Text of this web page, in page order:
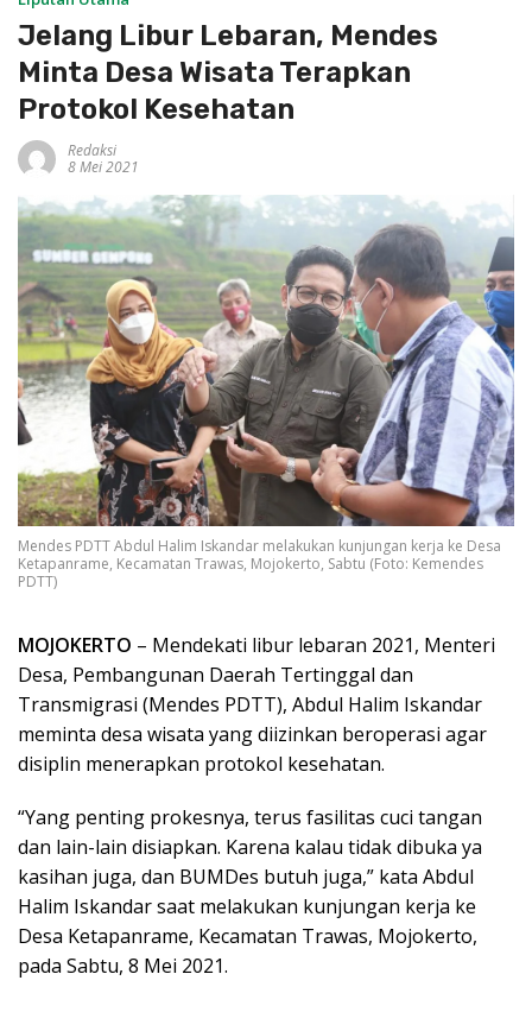
Jelang Libur Lebaran, Mendes
Minta Desa Wisata Terapkan
Protokol Kesehatan
Redaksi
8 Mei 2021
Mendes PDTT Abdul Halim Iskandar melakukan kunjungan kerja ke Desa
Ketapanrame, Kecamatan Trawas, Mojokerto, Sabtu (Foto: Kemendes
PDTT)
MOJOKERTO – Mendekati libur lebaran 2021, Menteri
Desa, Pembangunan Daerah Tertinggal dan
Transmigrasi (Mendes PDTT), Abdul Halim Iskandar
meminta desa wisata yang diizinkan beroperasi agar
disiplin menerapkan protokol kesehatan.
“Yang penting prokesnya, terus fasilitas cuci tangan
dan lain-lain disiapkan. Karena kalau tidak dibuka ya
kasihan juga, dan BUMDes butuh juga,” kata Abdul
Halim Iskandar saat melakukan kunjungan kerja ke
Desa Ketapanrame, Kecamatan Trawas, Mojokerto,
pada Sabtu, 8 Mei 2021.